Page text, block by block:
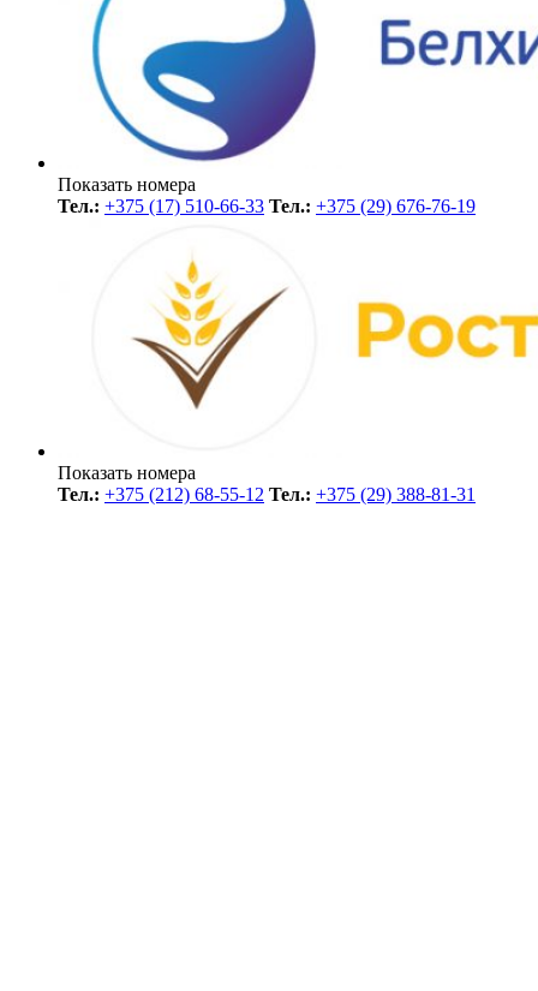
Показать номера
Тел.: +375 (17) 510-66-33 Тел.: +375 (29) 676-76-19
Показать номера
Тел.: +375 (212) 68-55-12 Тел.: +375 (29) 388-81-31